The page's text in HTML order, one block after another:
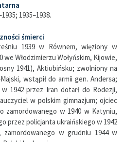
1935–1938.
śmierci
1939 w Równem, więziony w
we Włodzimierzu Wołyńskim, Kijowie,
1941), Aktiubińsku; zwolniony na
wstąpił do armii gen. Andersa;
1942 przez Iran dotarł do Rodezji,
w polskim gimnazjum; ojciec
zamordowanego w 1940 w Katyniu,
przez policjanta ukraińskiego w 1942
zamordowanego w grudniu 1944 w